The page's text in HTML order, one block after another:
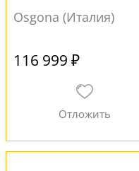
Osgona (Италия)
116 999 ₽